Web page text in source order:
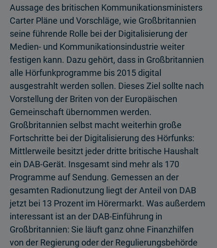
Aussage des britischen Kommunikationsministers
Carter Pläne und Vorschläge, wie Großbritannien
seine führende Rolle bei der Digitalisierung der
Medien- und Kommunikationsindustrie weiter
festigen kann. Dazu gehört, dass in Großbritannien
alle Hörfunkprogramme bis 2015 digital
ausgestrahlt werden sollen. Dieses Ziel sollte nach
Vorstellung der Briten von der Europäischen
Gemeinschaft übernommen werden.
Großbritannien selbst macht weiterhin große
Fortschritte bei der Digitalisierung des Hörfunks:
Mittlerweile besitzt jeder dritte britische Haushalt
ein DAB-Gerät. Insgesamt sind mehr als 170
Programme auf Sendung. Gemessen an der
gesamten Radionutzung liegt der Anteil von DAB
jetzt bei 13 Prozent im Hörermarkt. Was außerdem
interessant ist an der DAB-Einführung in
Großbritannien: Sie läuft ganz ohne Finanzhilfen
von der Regierung oder der Regulierungsbehörde